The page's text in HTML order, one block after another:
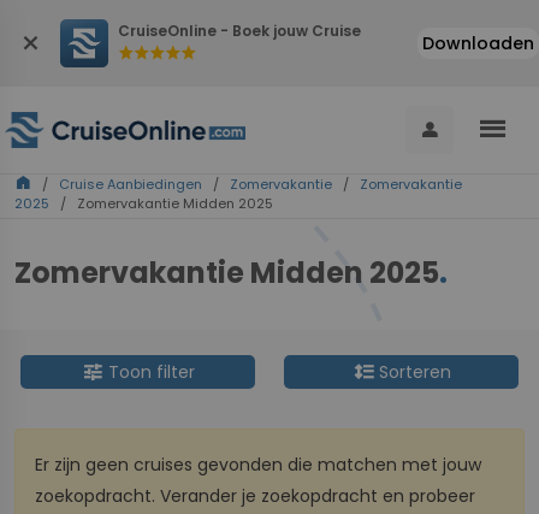
close CruiseOnline - Boek jouw Cruise
starstarstarstarstar Downloaden
person menu
home / Cruise Aanbiedingen / Zomervakantie / Zomervakantie
2025 / Zomervakantie Midden 2025
Zomervakantie Midden 2025.
tune Toon filter format_line_spacingSorteren
Er zijn geen cruises gevonden die matchen met jouw
zoekopdracht. Verander je zoekopdracht en probeer